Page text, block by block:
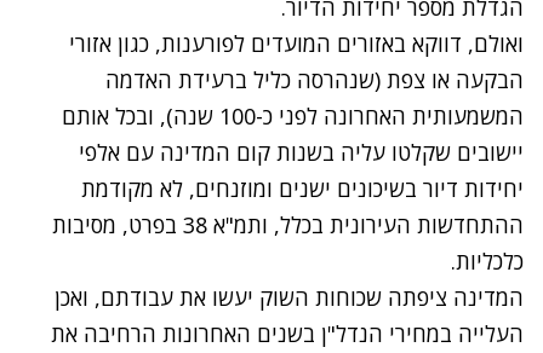
הגדלת מספר יחידות הדיור.
ואולם, דווקא באזורים המועדים לפורענות, כגון אזורי
הבקעה או צפת (שנהרסה כליל ברעידת האדמה
המשמעותית האחרונה לפני כ-100 שנה), ובכל אותם
יישובים שקלטו עליה בשנות קום המדינה עם אלפי
יחידות דיור בשיכונים ישנים ומוזנחים, לא מקודמת
ההתחדשות העירונית בכלל, ותמ"א 38 בפרט, מסיבות
כלכליות.
המדינה ציפתה שכוחות השוק יעשו את עבודתם, ואכן
העלייה במחירי הנדל"ן בשנים האחרונות הרחיבה את